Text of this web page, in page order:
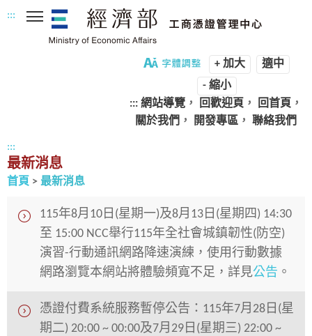
跳
+ 加大
適中
- 縮小
::: 網站導覽， 回歡迎頁 ， 回首頁 ，
關於我們 ， 開發專區， 聯絡我們
:::
:::
最新消息
首頁 > 最新消息
115年8月10日(星期一)及8月13日(星期四) 14:30
至 15:00 NCC舉行115年全社會城鎮韌性(防空)
演習-行動通訊網路降速演練，使用行動數據
網路瀏覽本網站將體驗頻寬不足，詳見公告 。
憑證付費系統服務暫停公告：115年7月28日(星
期二) 20:00 ~ 00:00及7月29日(星期三) 22:00 ~